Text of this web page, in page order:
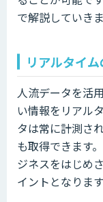
で解説していきま
リアルタイ
人流データを活
い情報をリアル
タは常に計測さ
も取得できます
ジネスをはじめ
イントとなります